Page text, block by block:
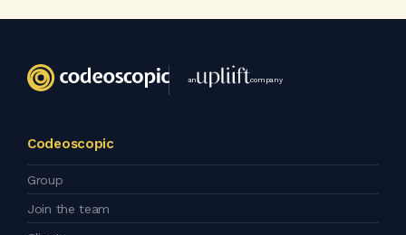
an company
Codeoscopic
Group
Join the team